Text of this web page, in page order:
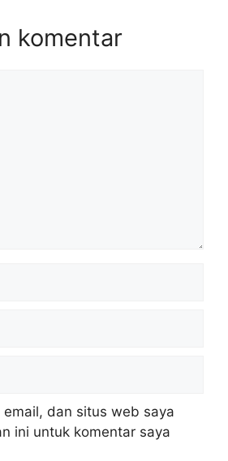
komentar
email, dan situs web saya
ini untuk komentar saya